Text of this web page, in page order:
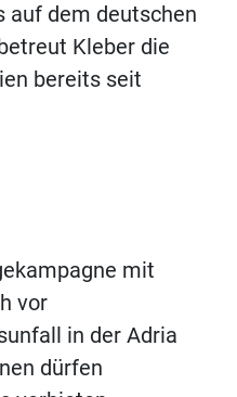
auf dem deutschen
Kleber die
bereits seit
mit
vor
in der Adria
dürfen